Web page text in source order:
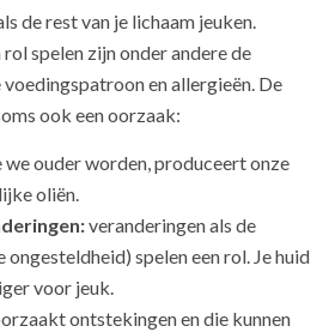
de rest van je lichaam jeuken.
spelen zijn onder andere de
en allergieën. De
ook een oorzaak:
we ouder worden, produceert onze
oliën.
veranderingen als de
ongesteldheid) spelen een rol. Je huid
voor jeuk.
ontstekingen en die kunnen